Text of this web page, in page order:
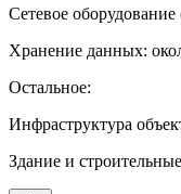
Сетевое
Хранение данных:
Остальное:
Инфраструктура
Здание и